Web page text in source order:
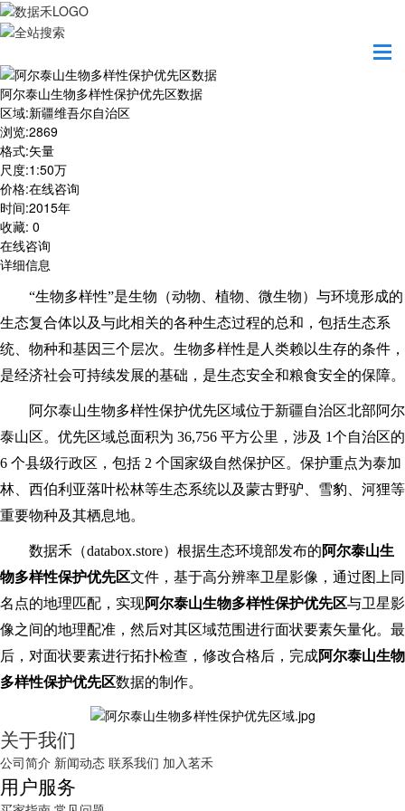
阿尔泰山生物多样性保护优先区数据
区域:新疆维吾尔自治区
浏览:2869
格式:矢量
尺度:1:50万
价格:在线咨询
时间:2015年
收藏: 0
在线咨询
详细信息
“生物多样性”是生物（动物、植物、微生物）与环境形成的
生态复合体以及与此相关的各种生态过程的总和，包括生态系
统、物种和基因三个层次。生物多样性是人类赖以生存的条件，
是经济社会可持续发展的基础，是生态安全和粮食安全的保障。
阿尔泰山生物多样性保护优先区域位于新疆自治区北部阿尔
泰山区。优先区域总面积为 36,756 平方公里，涉及 1个自治区的
6 个县级行政区，包括 2 个国家级自然保护区。保护重点为泰加
林、西伯利亚落叶松林等生态系统以及蒙古野驴、雪豹、河狸等
重要物种及其栖息地。
数据禾（databox.store）根据生态环境部发布的阿尔泰山生
物多样性保护优先区文件，基于高分辨率卫星影像，通过图上同
名点的地理匹配，实现阿尔泰山生物多样性保护优先区与卫星影
像之间的地理配准，然后对其区域范围进行面状要素矢量化。最
后，对面状要素进行拓扑检查，修改合格后，完成阿尔泰山生物
多样性保护优先区数据的制作。
关于我们
公司简介 新闻动态 联系我们 加入茗禾
用户服务